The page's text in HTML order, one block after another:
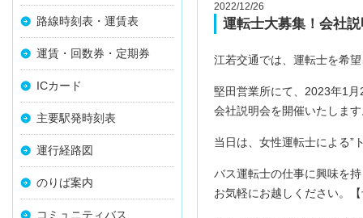
路線時刻表・運賃表
運賃・回数券・定期券
ICカード
主要駅発時刻表
運行経路図
のりば案内
コミュニティバス
2022/12/26
運転士大募集！会社
江若交通では、運転士を希
堅田営業所にて、2023年1
会社説明会を開催いたしま
当日は、女性運転士による”
バス運転士の仕事に興味を
お気軽にお越しください。